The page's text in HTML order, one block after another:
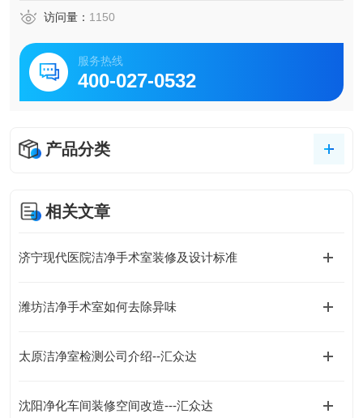
访问量： 1150
服务热线
400-027-0532
产品分类
相关文章
济宁现代医院洁净手术室装修及设计标准
潍坊洁净手术室如何去除异味
太原洁净室检测公司介绍--汇众达
沈阳净化车间装修空间改造---汇众达